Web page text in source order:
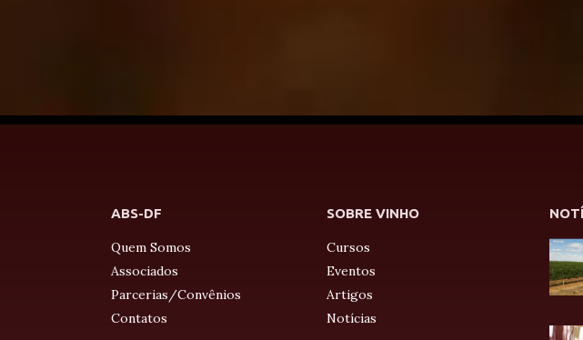
ABS-DF
Quem Somos
Associados
Parcerias/Convênios
Contatos
SOBRE VINHO
Cursos
Eventos
Artigos
Notícias